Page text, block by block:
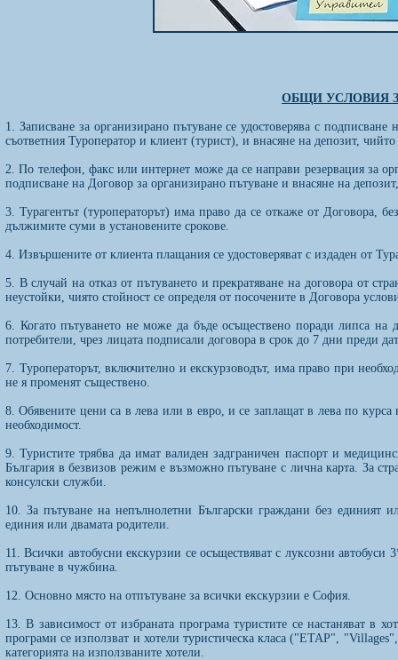
ОБЩИ УСЛОВИЯ
1. Записване за организирано пътуване се удостоверява с
съответния Туроператор и клиент (турист), и внасяне на депозит,
2. По телефон, факс или интернет може да се направи резервация за
подписване на Договор за организирано пътуване и внасяне на
3. Турагентът (туроператорът) има право да се откаже от Договора,
дължимите суми в установените срокове.
4. Извършените от клиента плащания се удостоверяват с издаден от
5. В случай на отказ от пътуването и прекратяване на договора от
неустойки, чиято стойност се определя от посочените в Договора
6. Когато пътуването не може да бъде осъществено поради липса на
потребители, чрез лицата подписали договора в срок до 7 дни преди
7. Туроператорът, включително и екскурзоводът, има право при
не я променят съществено.
8. Обявените цени са в лева или в евро, и се заплащат в лева по
необходимост.
9. Туристите трябва да имат валиден задграничен паспорт и
България в безвизов режим е възможно пътуване с лична карта. За
консулски служби.
10. За пътуване на непълнолетни Български граждани без единият
единия или двамата родители.
11. Всички автобусни екскурзии се осъществяват с луксозни
пътуване в чужбина.
12. Основно място на отпътуване за всички екскурзии е София.
13. В зависимост от избраната програма туристите се настаняват
програми се използват и хотели туристическа класа ("ETAP",
категорията на използваните хотели.